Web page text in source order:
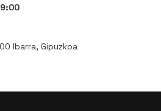
Ibarra, Gipuzkoa